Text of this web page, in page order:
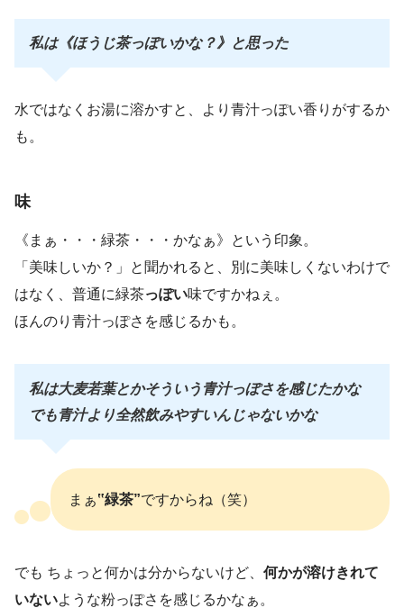
私は《ほうじ茶っぽいかな？》と思った
水ではなくお湯に溶かすと、より青汁っぽい香りがするか
も。
味
《まぁ・・・緑茶・・・かなぁ》という印象。
「美味しいか？」と聞かれると、別に美味しくないわけで
はなく、普通に緑茶っぽい味ですかねぇ。
ほんのり青汁っぽさを感じるかも。
私は大麦若葉とかそういう青汁っぽさを感じたかな
でも青汁より全然飲みやすいんじゃないかな
まぁ‟緑茶”ですからね（笑）
でも ちょっと何かは分からないけど、 何かが溶けきれて
いないような粉っぽさを感じるかなぁ。